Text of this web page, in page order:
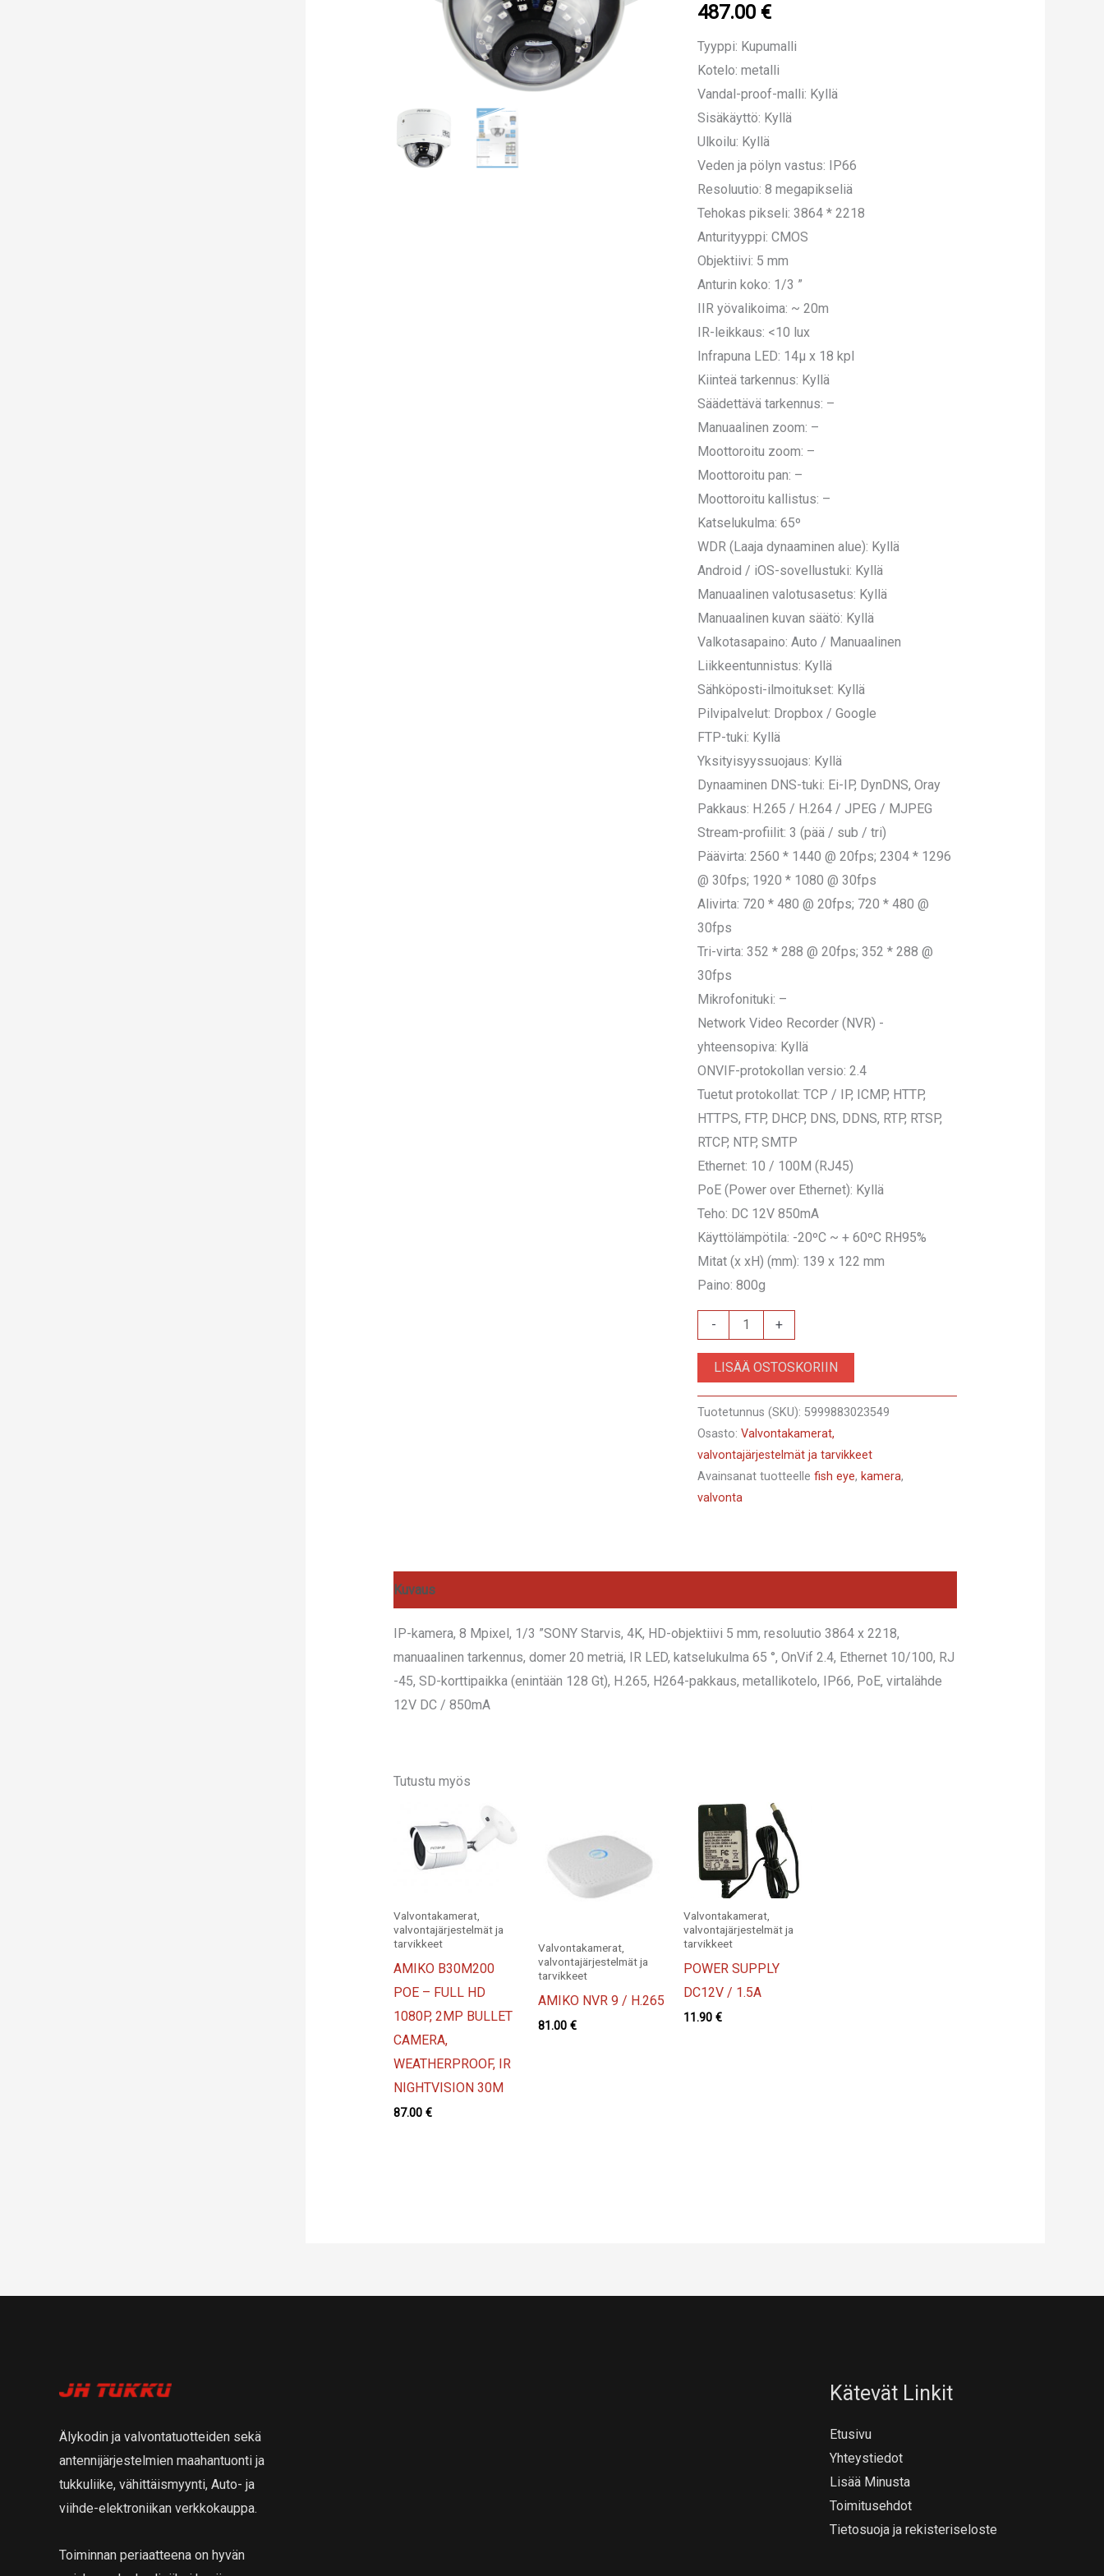
487.00€
Tyyppi: Kupumalli
Kotelo: metalli
Vandal-proof-malli: Kyllä
Sisäkäyttö: Kyllä
Ulkoilu: Kyllä
Veden ja pölyn vastus: IP66
Resoluutio: 8 megapikseliä
Tehokas pikseli: 3864 * 2218
Anturityyppi: CMOS
Objektiivi: 5 mm
Anturin koko: 1/3 ”
IIR yövalikoima: ~ 20m
IR-leikkaus: <10 lux
Infrapuna LED: 14μ x 18 kpl
Kiinteä tarkennus: Kyllä
Säädettävä tarkennus: –
Manuaalinen zoom: –
Moottoroitu zoom: –
Moottoroitu pan: –
Moottoroitu kallistus: –
Katselukulma: 65º
WDR (Laaja dynaaminen alue): Kyllä
Android / iOS-sovellustuki: Kyllä
Manuaalinen valotusasetus: Kyllä
Manuaalinen kuvan säätö: Kyllä
Valkotasapaino: Auto / Manuaalinen
Liikkeentunnistus: Kyllä
Sähköposti-ilmoitukset: Kyllä
Pilvipalvelut: Dropbox / Google
FTP-tuki: Kyllä
Yksityisyyssuojaus: Kyllä
Dynaaminen DNS-tuki: Ei-IP, DynDNS, Oray
Pakkaus: H.265 / H.264 / JPEG / MJPEG
Stream-profiilit: 3 (pää / sub / tri)
Päävirta: 2560 * 1440 @ 20fps; 2304 * 1296
@ 30fps; 1920 * 1080 @ 30fps
Alivirta: 720 * 480 @ 20fps; 720 * 480 @
30fps
Tri-virta: 352 * 288 @ 20fps; 352 * 288 @
30fps
Mikrofonituki: –
Network Video Recorder (NVR) -
yhteensopiva: Kyllä
ONVIF-protokollan versio: 2.4
Tuetut protokollat: TCP / IP, ICMP, HTTP,
HTTPS, FTP, DHCP, DNS, DDNS, RTP, RTSP,
RTCP, NTP, SMTP
Ethernet: 10 / 100M (RJ45)
PoE (Power over Ethernet): Kyllä
Teho: DC 12V 850mA
Käyttölämpötila: -20ºC ~ + 60ºC RH95%
Mitat (x xH) (mm): 139 x 122 mm
Paino: 800g
-
DVW20M4K
POE
määrä
+
LISÄÄ OSTOSKORIIN
Tuotetunnus (SKU):5999883023549
Osasto:Valvontakamerat,
valvontajärjestelmät ja tarvikkeet
Avainsanat tuotteellefish eye, kamera,
valvonta
Kuvaus
IP-kamera, 8 Mpixel, 1/3 ”SONY Starvis, 4K, HD-objektiivi 5 mm, resoluutio 3864 x 2218,
manuaalinen tarkennus, domer 20 metriä, IR LED, katselukulma 65 °, OnVif 2.4, Ethernet 10/100, RJ
-45, SD-korttipaikka (enintään 128 Gt), H.265, H264-pakkaus, metallikotelo, IP66, PoE, virtalähde
12V DC / 850mA
Tutustu myös
Valvontakamerat,
valvontajärjestelmät ja
tarvikkeet
AMIKO B30M200
POE – FULL HD
1080P, 2MP BULLET
CAMERA,
WEATHERPROOF, IR
NIGHTVISION 30M
87.00 €
Valvontakamerat,
valvontajärjestelmät ja
tarvikkeet
AMIKO NVR 9 / H.265
81.00€
Valvontakamerat,
valvontajärjestelmät ja
tarvikkeet
POWER SUPPLY
DC12V / 1.5A
11.90 €
Älykodin ja valvontatuotteiden sekä
antennijärjestelmien maahantuonti ja
tukkuliike, vähittäismyynti, Auto- ja
viihde-elektroniikan verkkokauppa.
Toiminnan periaatteena on hyvän
Kätevät Linkit
Etusivu
Yhteystiedot
Lisää Minusta
Toimitusehdot
Tietosuoja ja rekisteriseloste